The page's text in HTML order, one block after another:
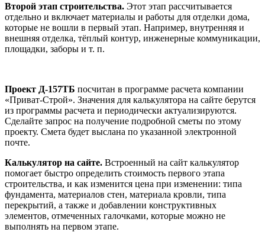
Второй этап строительства. Этот этап рассчитывается
отдельно и включает материалы и работы для отделки дома,
которые не вошли в первый этап. Например, внутренняя и
внешняя отделка, тёплый контур, инженерные коммуникации,
площадки, заборы и т. п.
Проект Д-157ТБ посчитан в программе расчета компании
«Приват-Строй». Значения для калькулятора на сайте берутся
из программы расчета и периодически актуализируются.
Сделайте запрос на получение подробной сметы по этому
проекту. Смета будет выслана по указанной электронной
почте.
Калькулятор на сайте. Встроенный на сайт калькулятор
помогает быстро определить стоимость первого этапа
строительства, и как изменится цена при изменении: типа
фундамента, материалов стен, материала кровли, типа
перекрытий, а также и добавлении конструктивных
элементов, отмеченных галочками, которые можно не
выполнять на первом этапе.